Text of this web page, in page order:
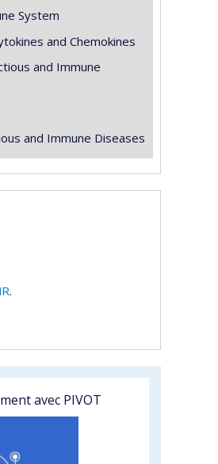
System
and Chemokines
and Immune
and Immune Diseases
.
avec PIVOT